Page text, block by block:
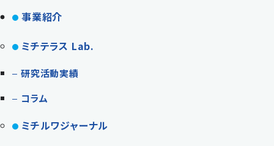
事業紹介
ミチテラス Lab.
研究活動実績
コラム
ミチルワジャーナル